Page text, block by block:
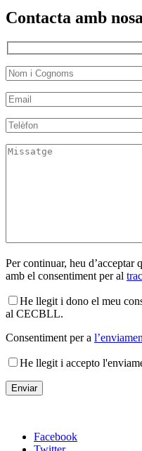
Contacta amb
Per continuar, heu d’acceptar
amb el consentiment per al
He llegit i dono el meu
al CECBLL.
Consentiment per a
He llegit i accepto
Facebook